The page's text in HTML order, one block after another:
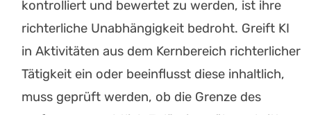
kontrolliert und bewertet zu werden, ist ihre
richterliche Unabhängigkeit bedroht. Greift KI
in Aktivitäten aus dem Kernbereich richterlicher
Tätigkeit ein oder beeinflusst diese inhaltlich,
muss geprüft werden, ob die Grenze des